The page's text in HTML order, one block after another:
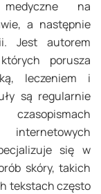
na
a następnie
Jest autorem
porusza
leczeniem i
są regularnie
się w
skóry, takich
tekstach często